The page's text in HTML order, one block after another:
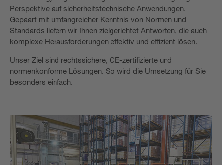
Perspektive auf sicherheitstechnische Anwendungen.
Gepaart mit umfangreicher Kenntnis von Normen und
Standards liefern wir Ihnen zielgerichtet Antworten, die auch
komplexe Herausforderungen effektiv und effizient lösen.
Unser Ziel sind rechtssichere, CE-zertifizierte und
normenkonforme Lösungen. So wird die Umsetzung für Sie
besonders einfach.